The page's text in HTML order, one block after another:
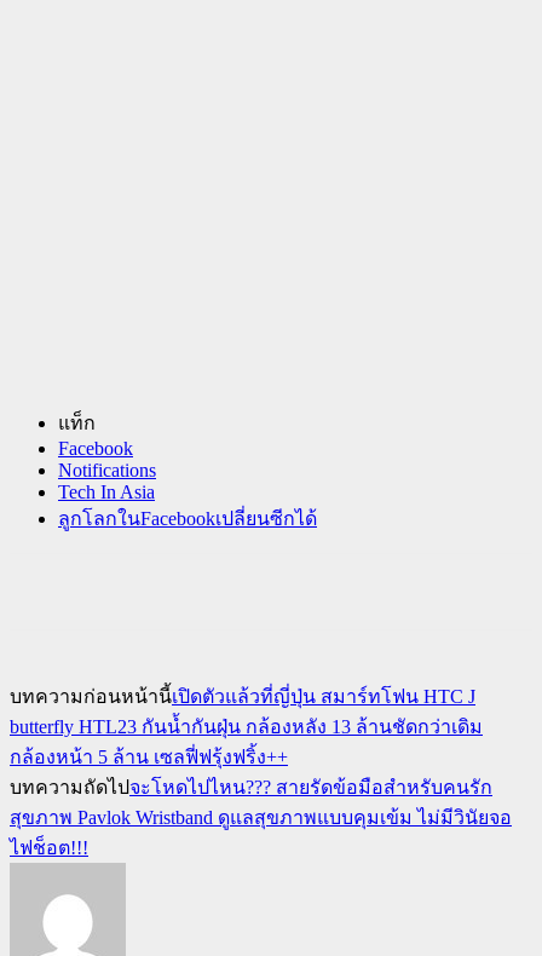
แท็ก
Facebook
Notifications
Tech In Asia
ลูกโลกในFacebookเปลี่ยนซีกได้
บทความก่อนหน้านี้เปิดตัวแล้วที่ญี่ปุ่น สมาร์ทโฟน HTC J
butterfly HTL23 กันน้ำกันฝุ่น กล้องหลัง 13 ล้านชัดกว่าเดิม
กล้องหน้า 5 ล้าน เซลฟี่ฟรุ้งฟริ้ง++
บทความถัดไปจะโหดไปไหน??? สายรัดข้อมือสำหรับคนรัก
สุขภาพ Pavlok Wristband ดูแลสุขภาพแบบคุมเข้ม ไม่มีวินัยจอ
ไฟช็อต!!!